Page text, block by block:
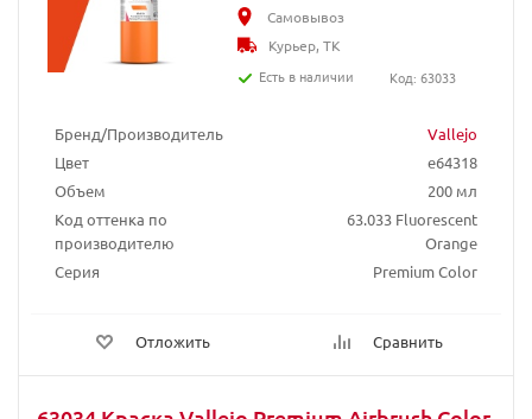
Бренд/Производитель
Vallejo
Цвет
e64318
Объем
200 мл
Код оттенка по
производителю
63.033 Fluorescent
Orange
Серия
Premium Color
Отложить Сравнить
Самовывоз
Курьер, ТК
Есть в наличии
Код: 63033